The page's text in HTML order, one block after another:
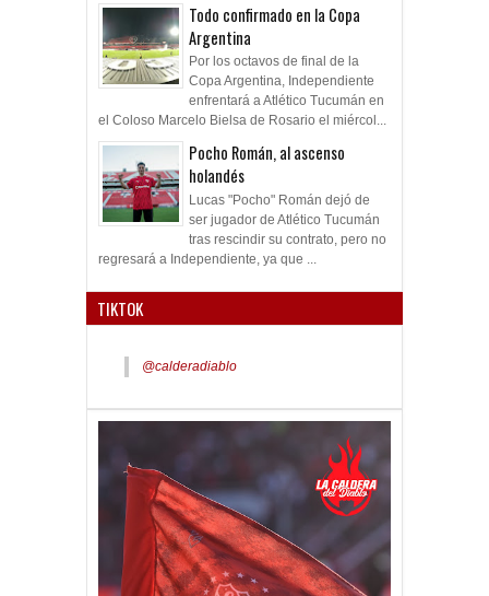
Todo confirmado en la Copa
Argentina
Por los octavos de final de la
Copa Argentina, Independiente
enfrentará a Atlético Tucumán en
el Coloso Marcelo Bielsa de Rosario el miércol...
Pocho Román, al ascenso
holandés
Lucas "Pocho" Román dejó de
ser jugador de Atlético Tucumán
tras rescindir su contrato, pero no
regresará a Independiente, ya que ...
TIKTOK
@calderadiablo